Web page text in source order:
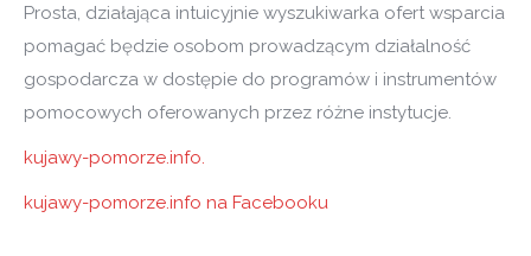
Prosta, działająca intuicyjnie wyszukiwarka ofert wsparcia
pomagać będzie osobom prowadzącym działalność
gospodarcza w dostępie do programów i instrumentów
pomocowych oferowanych przez różne instytucje.
kujawy-pomorze.info.
kujawy-pomorze.info na Facebooku